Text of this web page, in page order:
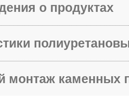
о продуктах
монтаж каменных